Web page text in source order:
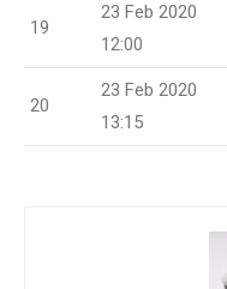
19
23 Feb 2020
12:00
20
23 Feb 2020
13:15